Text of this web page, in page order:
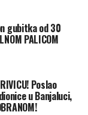
gubitka od 30
PALICOM
Poslao
u Banjaluci,